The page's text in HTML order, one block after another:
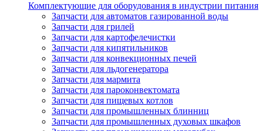
Комплектующие для оборудования в индустрии питания
Запчасти для автоматов газированной воды
Запчасти для грилей
Запчасти для картофелечистки
Запчасти для кипятильников
Запчасти для конвекционных печей
Запчасти для льдогенератора
Запчасти для мармита
Запчасти для пароконвектомата
Запчасти для пищевых котлов
Запчасти для промышленных блинниц
Запчасти для промышленных духовых шкафов